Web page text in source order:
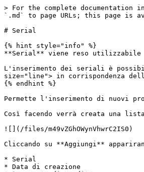
> For the complete documentation
`.md` to page URLs; this page is
# Serial
{% hint style="info" %}
**Serial** viene reso utilizzabile
L'inserimento dei seriali è
size="line"> in corrispondenza
{% endhint %}
Permette l'inserimento di nuovi
Così facendo verrà creata una
![](/files/m49vZGhOWynVhwrC2IS0)
Cliccando su **Aggiungi**
* Serial
* Data di creazione